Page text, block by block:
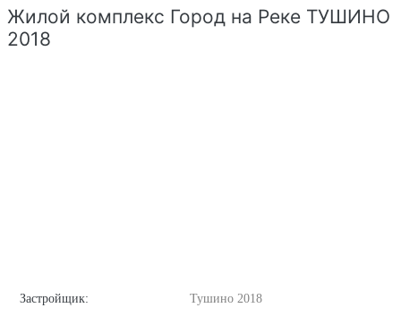
Жилой комплекс Город на Реке ТУШИНО
2018
Застройщик: Тушино 2018